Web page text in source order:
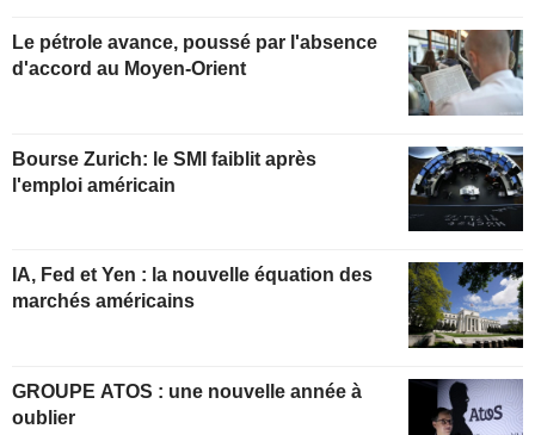
Le pétrole avance, poussé par l'absence
d'accord au Moyen-Orient
Bourse Zurich: le SMI faiblit après
l'emploi américain
IA, Fed et Yen : la nouvelle équation des
marchés américains
GROUPE ATOS : une nouvelle année à
oublier